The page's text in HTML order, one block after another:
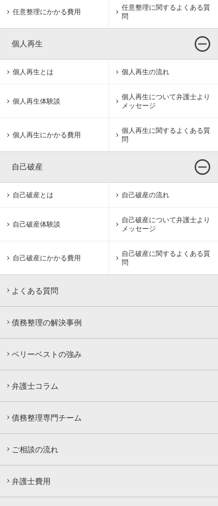
任意整理にかかる費用
任意整理に関するよくある質
問
個人再生
個人再生とは 個人再生の流れ
個人再生体験談
個人再生について弁護士より
メッセージ
個人再生にかかる費用
個人再生に関するよくある質
問
自己破産
自己破産とは 自己破産の流れ
自己破産体験談
自己破産について弁護士より
メッセージ
自己破産にかかる費用
自己破産に関するよくある質
問
よくある質問
債務整理の解決事例
ベリーベストの強み
弁護士コラム
債務整理専門チーム
ご相談の流れ
弁護士費用